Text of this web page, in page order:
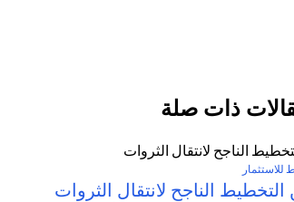
ذات صلة
للاستثمار
الناجح لانتقال الثروات